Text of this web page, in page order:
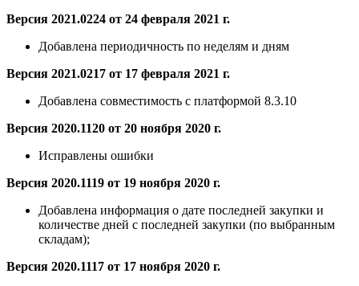
Версия 2021.0224 от 24 февраля 2021 г.
Добавлена периодичность по неделям и дням
Версия 2021.0217 от 17 февраля 2021 г.
Добавлена совместимость с платформой 8.3.10
Версия 2020.1120 от 20 ноября 2020 г.
Исправлены ошибки
Версия 2020.1119 от 19 ноября 2020 г.
Добавлена информация о дате последней закупки и
количестве дней с последней закупки (по выбранным
складам);
Версия 2020.1117 от 17 ноября 2020 г.